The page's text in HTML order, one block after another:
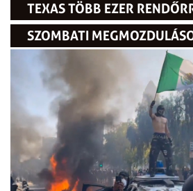
TEXAS TÖBB EZER
SZOMBATI